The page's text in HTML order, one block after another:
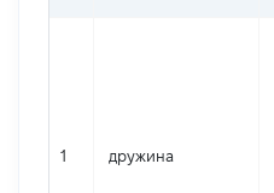
1 дружина